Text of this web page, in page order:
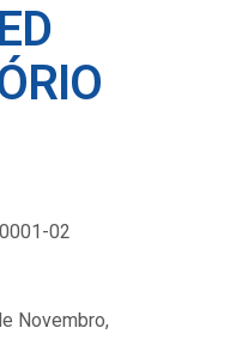
02
Novembro,